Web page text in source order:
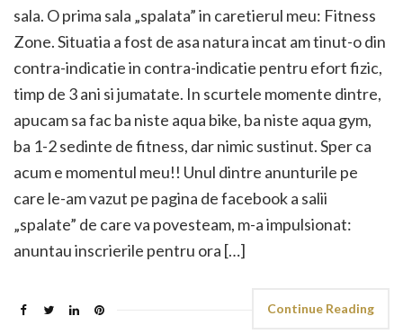
sala. O prima sala „spalata” in caretierul meu: Fitness
Zone. Situatia a fost de asa natura incat am tinut-o din
contra-indicatie in contra-indicatie pentru efort fizic,
timp de 3 ani si jumatate. In scurtele momente dintre,
apucam sa fac ba niste aqua bike, ba niste aqua gym,
ba 1-2 sedinte de fitness, dar nimic sustinut. Sper ca
acum e momentul meu!! Unul dintre anunturile pe
care le-am vazut pe pagina de facebook a salii
„spalate” de care va povesteam, m-a impulsionat:
anuntau inscrierile pentru ora […]
Continue Reading